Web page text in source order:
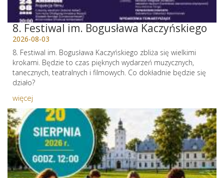
8. Festiwal im. Bogusława Kaczyńskiego
2026-08-03
8. Festiwal im. Bogusława Kaczyńskiego zbliża się wielkimi
krokami. Będzie to czas pięknych wydarzeń muzycznych,
tanecznych, teatralnych i filmowych. Co dokładnie będzie się
działo?
więcej